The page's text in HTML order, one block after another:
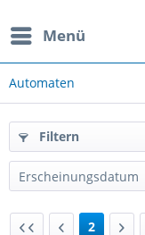
Menü
Automaten
Spielautomaten
Filtern
2